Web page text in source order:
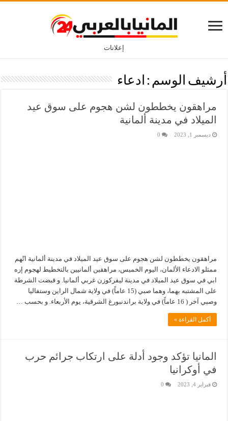
إعلانات
أرشيف الوسم : ادعاء
مراهقون يخططون لشن هجوم على سوق عيد
الميلاد في مدينة ألمانية
ديسمبر 1, 2023 0
مراهقون يخططون لشن هجوم على سوق عيد الميلاد في مدينة ألمانية اتّهم
ممثلو الادعاء الألمان، اليوم الخميس، مراهقين ألمانيين بالتخطيط لهجوم إره
ابي في سوق عيد الميلاد في مدينة ليفركوزن غربي ألمانيا. و قبضت الشرطة
على المشتبه بهما، وهما صبي (15 عاماً) في ولاية شمال الراين وستفاليا
وصبي آخر ( 16 عاماً) في ولاية براندنبورغ الشرقية، يوم الأربعاء. و بحسب …
أكمل القراءة »
المانيا تؤكد وجود أدلة على ارتكاب جرائم حرب
في أوكرانيا
فبراير 4, 2023 0